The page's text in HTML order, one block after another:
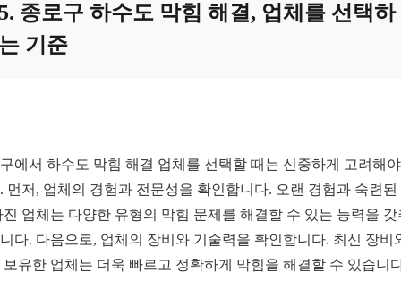
종로구 하수도 막힘 해결, 업체를 선택하
기준
에서 하수도 막힘 해결 업체를 선택할 때는 신중하게 고려해
먼저, 업체의 경험과 전문성을 확인합니다. 오랜 경험과 숙련된
진 업체는 다양한 유형의 막힘 문제를 해결할 수 있는 능력을 갖
다. 다음으로, 업체의 장비와 기술력을 확인합니다. 최신 장비
보유한 업체는 더욱 빠르고 정확하게 막힘을 해결할 수 있습니